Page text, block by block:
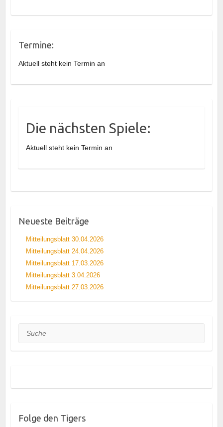
Termine:
Aktuell steht kein Termin an
Die nächsten Spiele:
Aktuell steht kein Termin an
Neueste Beiträge
Mitteilungsblatt 30.04.2026
Mitteilungsblatt 24.04.2026
Mitteilungsblatt 17.03.2026
Mitteilungsblatt 3.04.2026
Mitteilungsblatt 27.03.2026
Suche
Folge den Tigers